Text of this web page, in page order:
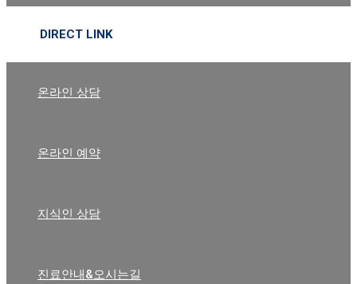
DIRECT LINK
온라인 상담
온라인 예약
지식인 상담
진료안내&오시는길